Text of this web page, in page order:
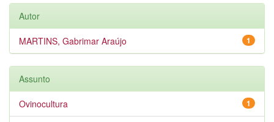
Autor
1
MARTINS, Gabrimar Araújo
Assunto
1
Ovinocultura